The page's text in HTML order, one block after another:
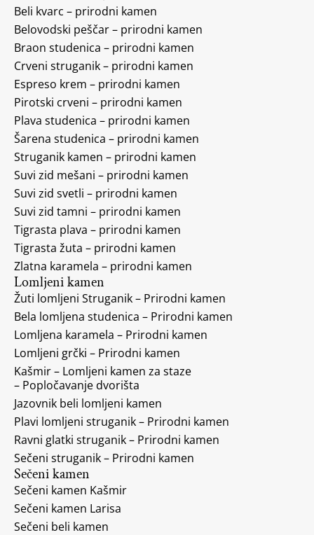
Beli kvarc – prirodni kamen
Belovodski peščar – prirodni kamen
Braon studenica – prirodni kamen
Crveni struganik – prirodni kamen
Espreso krem – prirodni kamen
Pirotski crveni – prirodni kamen
Plava studenica – prirodni kamen
Šarena studenica – prirodni kamen
Struganik kamen – prirodni kamen
Suvi zid mešani – prirodni kamen
Suvi zid svetli – prirodni kamen
Suvi zid tamni – prirodni kamen
Tigrasta plava – prirodni kamen
Tigrasta žuta – prirodni kamen
Zlatna karamela – prirodni kamen
Lomljeni kamen
Žuti lomljeni Struganik – Prirodni kamen
Bela lomljena studenica – Prirodni kamen
Lomljena karamela – Prirodni kamen
Lomljeni grčki – Prirodni kamen
Kašmir – Lomljeni kamen za staze
– Popločavanje dvorišta
Jazovnik beli lomljeni kamen
Plavi lomljeni struganik – Prirodni kamen
Ravni glatki struganik – Prirodni kamen
Sečeni struganik – Prirodni kamen
Sečeni kamen
Sečeni kamen Kašmir
Sečeni kamen Larisa
Sečeni beli kamen